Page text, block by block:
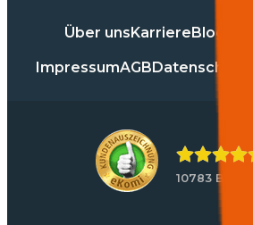
Über unsKarriereBlog
ImpressumAGBDatenschutz
10783